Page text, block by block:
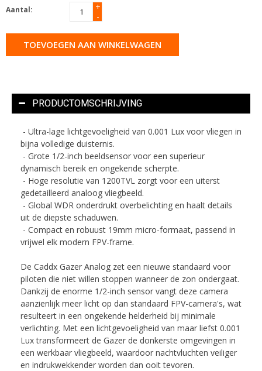
Aantal:
+
-
TOEVOEGEN AAN WINKELWAGEN
PRODUCTOMSCHRIJVING
- Ultra-lage lichtgevoeligheid van 0.001 Lux voor vliegen in
bijna volledige duisternis.
- Grote 1/2-inch beeldsensor voor een superieur
dynamisch bereik en ongekende scherpte.
- Hoge resolutie van 1200TVL zorgt voor een uiterst
gedetailleerd analoog vliegbeeld.
- Global WDR onderdrukt overbelichting en haalt details
uit de diepste schaduwen.
- Compact en robuust 19mm micro-formaat, passend in
vrijwel elk modern FPV-frame.
De Caddx Gazer Analog zet een nieuwe standaard voor
piloten die niet willen stoppen wanneer de zon ondergaat.
Dankzij de enorme 1/2-inch sensor vangt deze camera
aanzienlijk meer licht op dan standaard FPV-camera's, wat
resulteert in een ongekende helderheid bij minimale
verlichting. Met een lichtgevoeligheid van maar liefst 0.001
Lux transformeert de Gazer de donkerste omgevingen in
een werkbaar vliegbeeld, waardoor nachtvluchten veiliger
en indrukwekkender worden dan ooit tevoren.